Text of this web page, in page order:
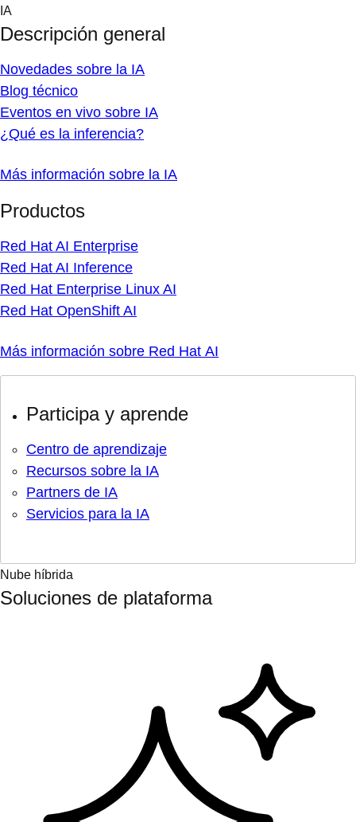
Skip
content
IA
Descripción general
Novedades sobre la IA
Blog técnico
Eventos en vivo sobre IA
¿Qué es la inferencia?
Más información sobre la IA
Productos
Red Hat AI Enterprise
Red Hat AI Inference
Red Hat Enterprise Linux AI
Red Hat OpenShift AI
Más información sobre Red Hat AI
Participa y aprende
Centro de aprendizaje
Recursos sobre la IA
Partners de IA
Servicios para la IA
Nube híbrida
Soluciones de plataforma